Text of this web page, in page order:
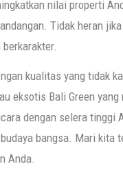
nilai properti
Tidak heran
kualitas yang tidak
eksotis Bali Green
dengan selera tinggi
bangsa. Mari kita
Anda.